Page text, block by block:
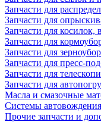
Запчасти для
Запчасти для
Запчасти для косилок,
Запчасти для
Запчасти для
Запчасти для пресс-
Запчасти для
Запчасти для
Масла и смазочные
Системы
Прочие запчасти и